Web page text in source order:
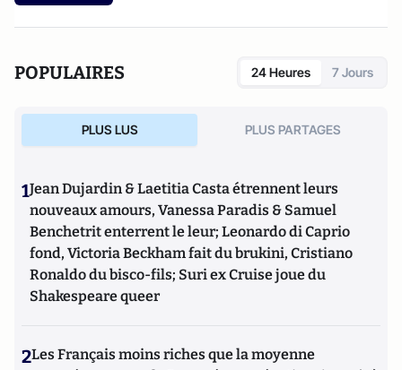
POPULAIRES 24 Heures 7 Jours
PLUS LUS PLUS PARTAGES
1Jean Dujardin & Laetitia Casta étrennent leurs
nouveaux amours, Vanessa Paradis & Samuel
Benchetrit enterrent le leur; Leonardo di Caprio
fond, Victoria Beckham fait du brukini, Cristiano
Ronaldo du bisco-fils; Suri ex Cruise joue du
Shakespeare queer
2Les Français moins riches que la moyenne